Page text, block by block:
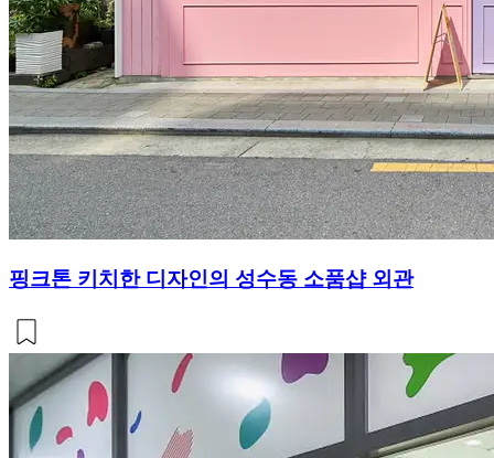
핑크톤 키치한 디자인의 성수동 소품샵 외관